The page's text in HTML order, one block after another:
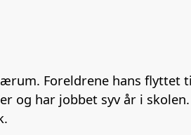
Foreldrene hans flyttet
og har jobbet syv år i skolen.